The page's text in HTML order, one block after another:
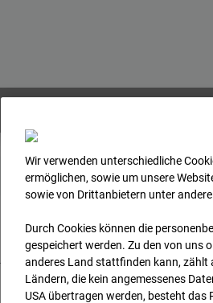
- BV-Lübbenau Nordkopf
Wir verwenden unterschiedliche
ermöglichen, sowie um unsere
sowie von Drittanbietern unter
Durch Cookies können die
gespeichert werden. Zu den von uns
anderes Land stattfinden kann, zählt
Ländern, die kein angemessenes
USA übertragen werden, besteht das